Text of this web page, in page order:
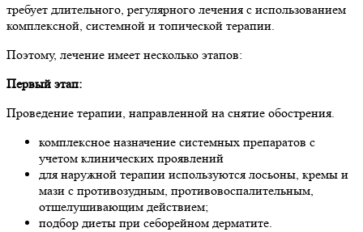
требует длительного, регулярного лечения с использованием
комплексной, системной и топической терапии.
Поэтому, лечение имеет несколько этапов:
Первый этап:
Проведение терапии, направленной на снятие обострения.
комплексное назначение системных препаратов с
учетом клинических проявлений
для наружной терапии используются лосьоны, кремы и
мази с противозудным, противовоспалительным,
отшелушивающим действием;
подбор диеты при себорейном дерматите.